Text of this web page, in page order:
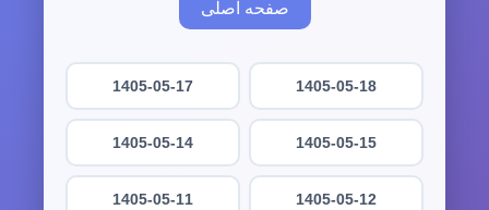
صفحه اصلی
1405-05-18
1405-05-17
1405-05-15
1405-05-14
1405-05-12
1405-05-11